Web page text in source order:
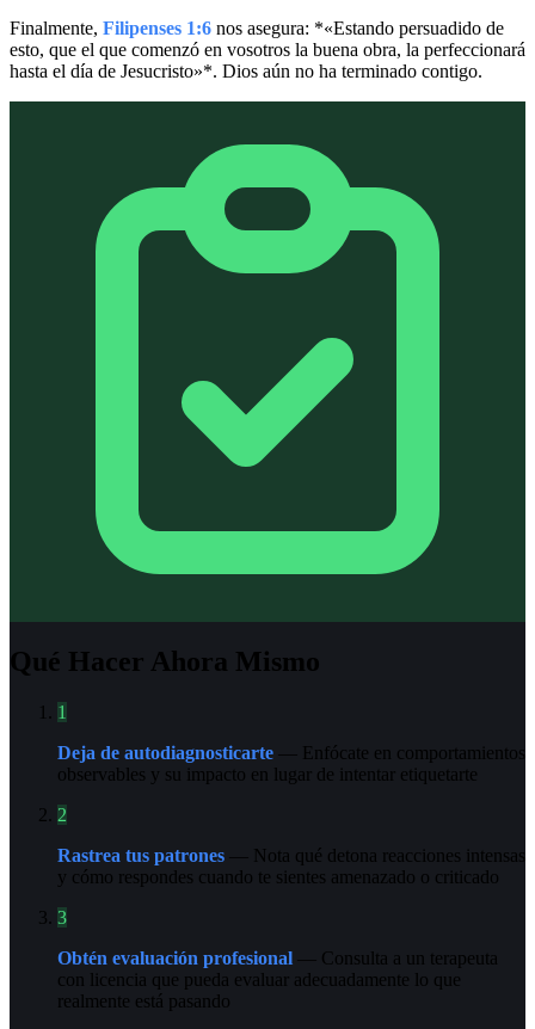
Finalmente, Filipenses 1:6 nos asegura: *«Estando persuadido de
esto, que el que comenzó en vosotros la buena obra, la perfeccionará
hasta el día de Jesucristo»*. Dios aún no ha terminado contigo.
Qué Hacer Ahora Mismo
1
Deja de autodiagnosticarte — Enfócate en comportamientos
observables y su impacto en lugar de intentar etiquetarte
2
Rastrea tus patrones — Nota qué detona reacciones intensas
y cómo respondes cuando te sientes amenazado o criticado
3
Obtén evaluación profesional — Consulta a un terapeuta
con licencia que pueda evaluar adecuadamente lo que
realmente está pasando